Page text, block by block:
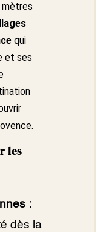
mètres
qui
et ses
les
:
dès la